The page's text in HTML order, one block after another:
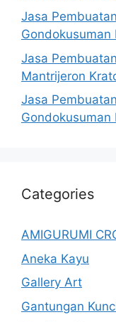
Jasa
Gondokusuman
Jasa
Mantrijeron
Jasa
Gondokusuman
Categories
AMIGURUMI
Aneka Kayu
Gallery Art
Gantungan